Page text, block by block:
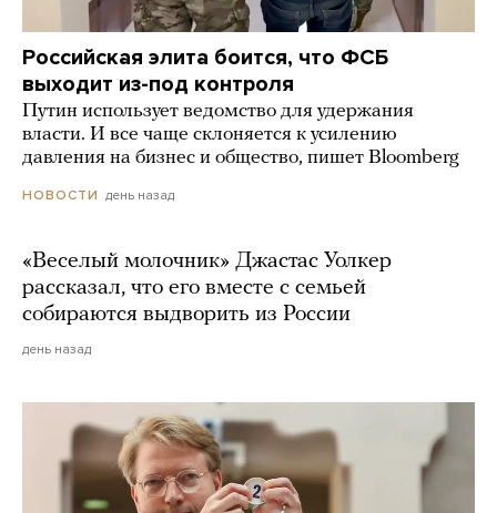
Российская элита боится, что ФСБ
выходит из-под контроля
Путин использует ведомство для удержания
власти. И все чаще склоняется к усилению
давления на бизнес и общество, пишет Bloomberg
НОВОСТИ день назад
«Веселый молочник» Джастас Уолкер
рассказал, что его вместе с семьей
собираются выдворить из России
день назад